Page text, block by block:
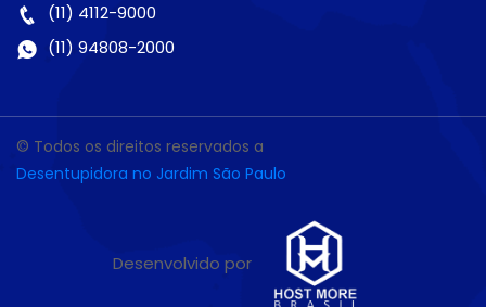
(11) 4112-9000
(11) 94808-2000
© Todos os direitos reservados a
Desentupidora no Jardim São Paulo
Desenvolvido por